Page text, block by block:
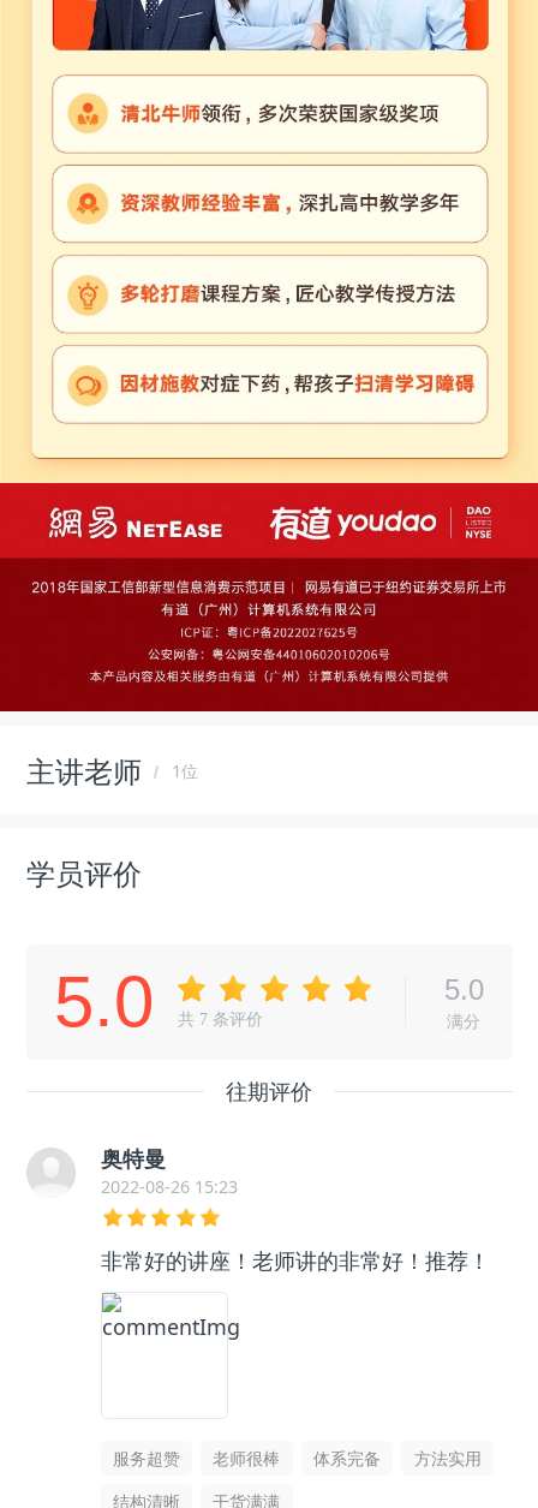
主讲老师 1位
学员评价
5.0 共 7 条评价
5.0
满分
往期评价
奥特曼
2022-08-26 15:23
非常好的讲座！老师讲的非常好！推荐！
服务超赞 老师很棒 体系完备
方法实用
结构清晰
干货满满